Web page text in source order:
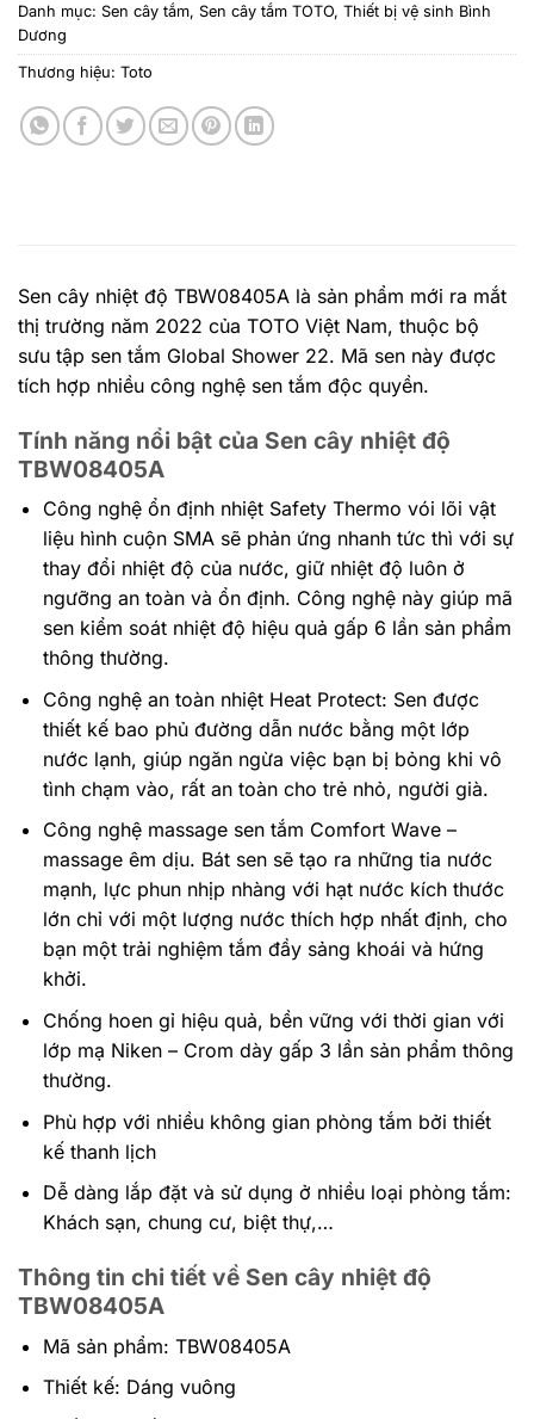
Danh mục: Sen cây tắm, Sen cây tắm TOTO, Thiết bị vệ sinh Bình
Dương
Thương hiệu: Toto
Sen cây nhiệt độ TBW08405A là sản phẩm mới ra mắt
thị trường năm 2022 của TOTO Việt Nam, thuộc bộ
sưu tập sen tắm Global Shower 22. Mã sen này được
tích hợp nhiều công nghệ sen tắm độc quyền.
Tính năng nổi bật của Sen cây nhiệt độ
TBW08405A
Công nghệ ổn định nhiệt Safety Thermo vói lõi vật
liệu hình cuộn SMA sẽ phản ứng nhanh tức thì với sự
thay đổi nhiệt độ của nước, giữ nhiệt độ luôn ở
ngưỡng an toàn và ổn định. Công nghệ này giúp mã
sen kiểm soát nhiệt độ hiệu quả gấp 6 lần sản phẩm
thông thường.
Công nghệ an toàn nhiệt Heat Protect: Sen được
thiết kế bao phủ đường dẫn nước bằng một lớp
nước lạnh, giúp ngăn ngừa việc bạn bị bỏng khi vô
tình chạm vào, rất an toàn cho trẻ nhỏ, người già.
Công nghệ massage sen tắm Comfort Wave –
massage êm dịu. Bát sen sẽ tạo ra những tia nước
mạnh, lực phun nhịp nhàng với hạt nước kích thước
lớn chỉ với một lượng nước thích hợp nhất định, cho
bạn một trải nghiệm tắm đầy sảng khoái và hứng
khởi.
Chống hoen gỉ hiệu quả, bền vững với thời gian với
lớp mạ Niken – Crom dày gấp 3 lần sản phẩm thông
thường.
Phù hợp với nhiều không gian phòng tắm bởi thiết
kế thanh lịch
Dễ dàng lắp đặt và sử dụng ở nhiều loại phòng tắm:
Khách sạn, chung cư, biệt thự,…
Thông tin chi tiết về Sen cây nhiệt độ
TBW08405A
Mã sản phẩm: TBW08405A
Thiết kế: Dáng vuông